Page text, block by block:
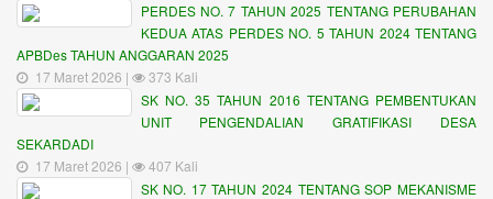
PERDES NO. 7 TAHUN 2025 TENTANG PERUBAHAN
KEDUA ATAS PERDES NO. 5 TAHUN 2024 TENTANG
APBDes TAHUN ANGGARAN 2025
17 Maret 2026 |
373 Kali
SK NO. 35 TAHUN 2016 TENTANG PEMBENTUKAN
UNIT PENGENDALIAN GRATIFIKASI DESA
SEKARDADI
17 Maret 2026 |
407 Kali
SK NO. 17 TAHUN 2024 TENTANG SOP MEKANISME